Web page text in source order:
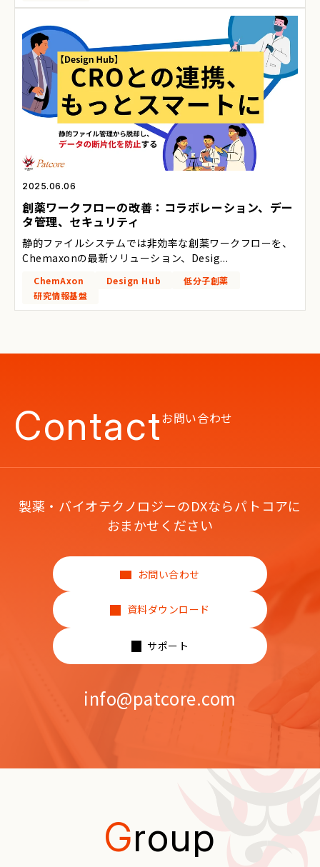
2025.06.06
創薬ワークフローの改善：コラボレーション、デー
タ管理、セキュリティ
静的ファイルシステムでは非効率な創薬ワークフローを、
Chemaxonの最新ソリューション、Desig...
ChemAxon Design Hub
低分子創薬
研究情報基盤
Contactお問い合わせ
製薬・バイオテクノロジーのDXならパトコアに
おまかせください
お問い合わせ
資料ダウンロード
サポート
info@patcore.com
Group